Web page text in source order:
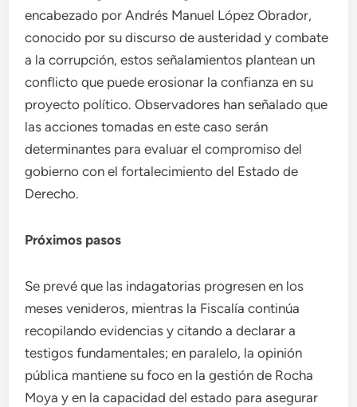
encabezado por Andrés Manuel López Obrador,
conocido por su discurso de austeridad y combate
a la corrupción, estos señalamientos plantean un
conflicto que puede erosionar la confianza en su
proyecto político. Observadores han señalado que
las acciones tomadas en este caso serán
determinantes para evaluar el compromiso del
gobierno con el fortalecimiento del Estado de
Derecho.
Próximos pasos
Se prevé que las indagatorias progresen en los
meses venideros, mientras la Fiscalía continúa
recopilando evidencias y citando a declarar a
testigos fundamentales; en paralelo, la opinión
pública mantiene su foco en la gestión de Rocha
Moya y en la capacidad del estado para asegurar